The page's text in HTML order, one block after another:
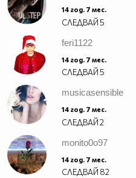
14 год. 7 мес.
СЛЕДВАЙ5
feri1122
14 год. 7 мес.
СЛЕДВАЙ5
musicasensible
14 год. 7 мес.
СЛЕДВАЙ2
monito0o97
14 год. 7 мес.
СЛЕДВАЙ 82